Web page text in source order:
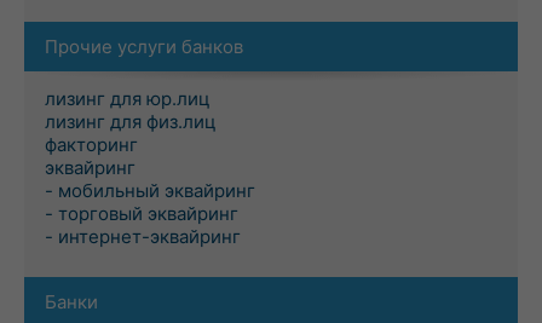
Прочие услуги банков
лизинг для юр.лиц
лизинг для физ.лиц
факторинг
эквайринг
- мобильный эквайринг
- торговый эквайринг
- интернет-эквайринг
Банки